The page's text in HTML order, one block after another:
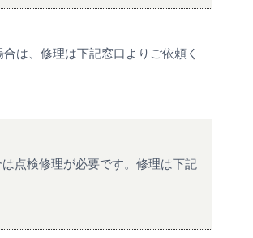
は、修理は下記窓口よりご依頼く
点検修理が必要です。修理は下記